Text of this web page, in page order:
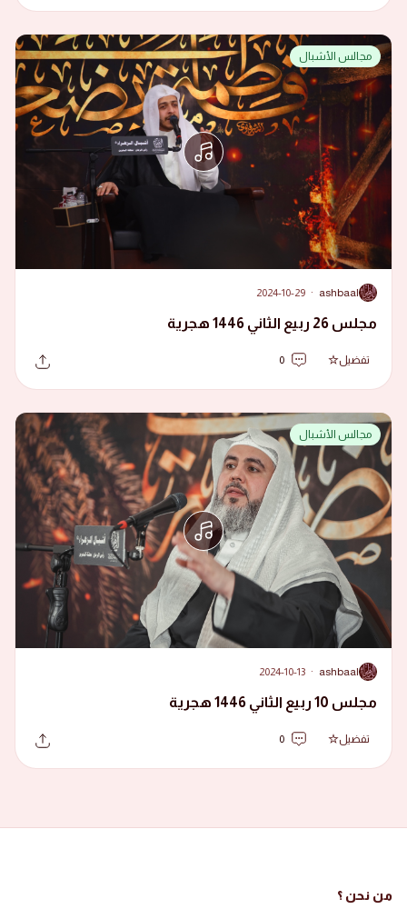
مجالس الأشبال
A
ashbaal
·
2024-10-29
مجلس 26 ربيع الثاني 1446 هجرية
تفضيل 0
مجالس الأشبال
A
ashbaal
·
2024-10-13
مجلس 10 ربيع الثاني 1446 هجرية
تفضيل 0
من نحن ؟